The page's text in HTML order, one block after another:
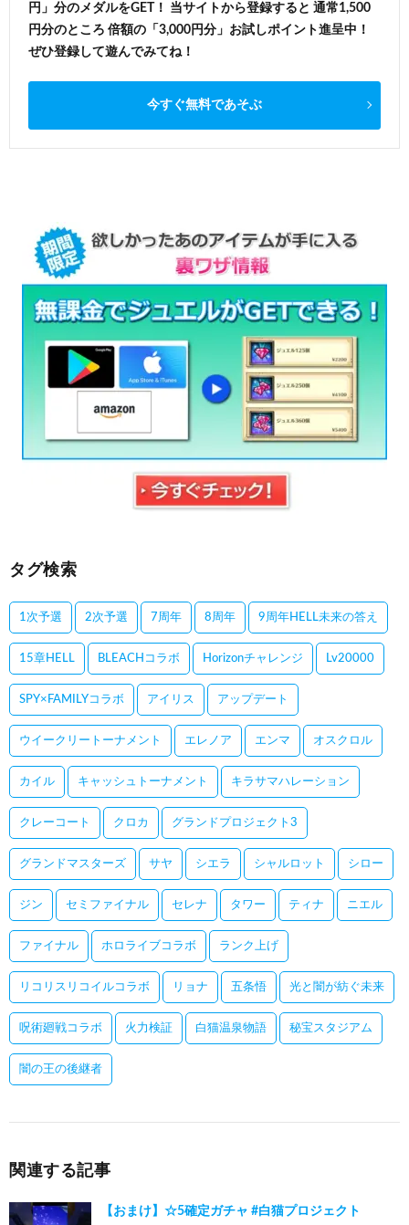
円」分のメダルをGET！ 当サイトから登録すると 通常1,500
円分のところ 倍額の「3,000円分」お試しポイント進呈中！
ぜひ登録して遊んでみてね！
今すぐ無料であそぶ
タグ検索
1次予選 2次予選 7周年 8周年 9周年HELL未来の答え
15章HELL BLEACHコラボ Horizonチャレンジ Lv20000
SPY×FAMILYコラボ アイリス アップデート
ウイークリートーナメント エレノア エンマ オスクロル
カイル キャッシュトーナメント キラサマハレーション
クレーコート クロカ グランドプロジェクト3
グランドマスターズ サヤ シエラ シャルロット シロー
ジン セミファイナル セレナ タワー ティナ ニエル
ファイナル ホロライブコラボ ランク上げ
リコリスリコイルコラボ リョナ 五条悟 光と闇が紡ぐ未来
呪術廻戦コラボ 火力検証 白猫温泉物語 秘宝スタジアム
闇の王の後継者
関連する記事
【おまけ】☆5確定ガチャ #白猫プロジェクト